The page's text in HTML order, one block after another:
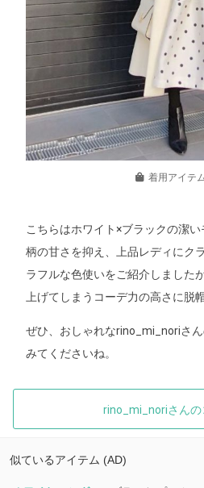
着用アイテ
こちらはホワイト×ブラックの潔
柄の甘さを抑え、上品レディにク
ラフルな色使いをご紹介しました
上げてしまうコーデ力の高さに脱
ぜひ、おしゃれなrino_mi_noriさ
みてくださいね。
rino_mi_noriさんの